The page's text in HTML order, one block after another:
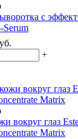
с
Serum
+
вокруг глаз
Matrix